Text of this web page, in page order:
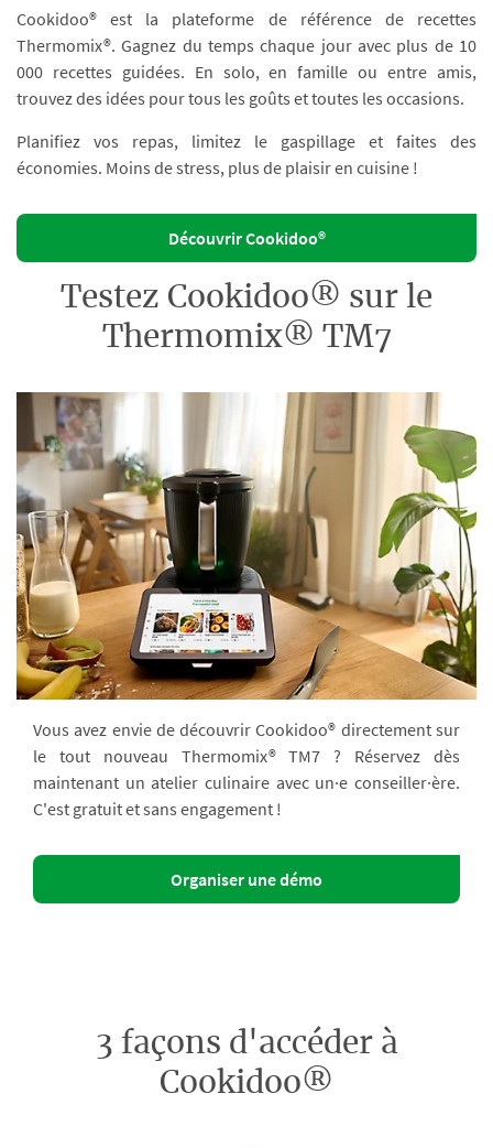
Cookidoo® est la plateforme de référence de recettes
Thermomix®. Gagnez du temps chaque jour avec plus de 10
000 recettes guidées. En solo, en famille ou entre amis,
trouvez des idées pour tous les goûts et toutes les occasions.
Planifiez vos repas, limitez le gaspillage et faites des
économies. Moins de stress, plus de plaisir en cuisine !
Découvrir Cookidoo®
Testez Cookidoo® sur le
Thermomix® TM7
Vous avez envie de découvrir Cookidoo® directement sur
le tout nouveau Thermomix® TM7 ? Réservez dès
maintenant un atelier culinaire avec un·e conseiller·ère.
C'est gratuit et sans engagement !
Organiser une démo
3 façons d'accéder à
Cookidoo®